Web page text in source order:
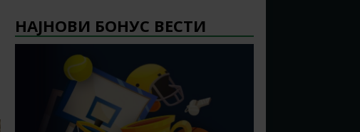
НАЈНОВИ БОНУС ВЕСТИ